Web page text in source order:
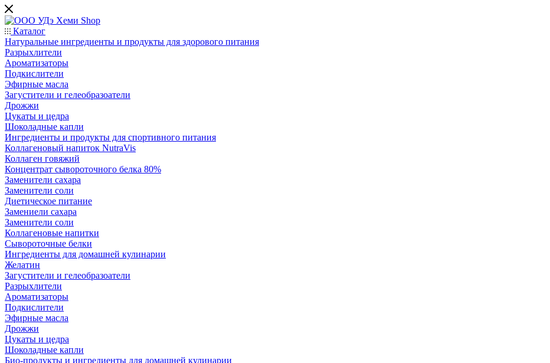
Каталог
Натуральные ингредиенты и продукты для здорового питания
Разрыхлители
Ароматизаторы
Подкислители
Эфирные масла
Загустители и гелеобразоатели
Дрожжи
Цукаты и цедра
Шоколадные капли
Ингредиенты и продукты для спортивного питания
Коллагеновый напиток NutraVis
Коллаген говяжий
Концентрат сывороточного белка 80%
Заменители сахара
Заменители соли
Диетическое питание
Замениели сахара
Заменители соли
Коллагеновые напитки
Сывороточные белки
Ингредиенты для домашней кулинарии
Желатин
Загустители и гелеобразоатели
Разрыхлители
Ароматизаторы
Подкислители
Эфирные масла
Дрожжи
Цукаты и цедра
Шоколадные капли
Био-продукты и ингредиенты для домашней кулинарии